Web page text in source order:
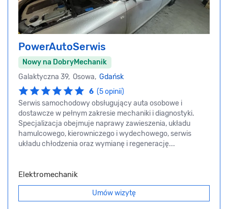
PowerAutoSerwis
Nowy na DobryMechanik
Galaktyczna 39, Osowa, Gdańsk
6 (5 opinii)
Serwis samochodowy obsługujący auta osobowe i
dostawcze w pełnym zakresie mechaniki i diagnostyki.
Specjalizacja obejmuje naprawy zawieszenia, układu
hamulcowego, kierowniczego i wydechowego, serwis
układu chłodzenia oraz wymianę i regenerację...
Elektromechanik
Umów wizytę